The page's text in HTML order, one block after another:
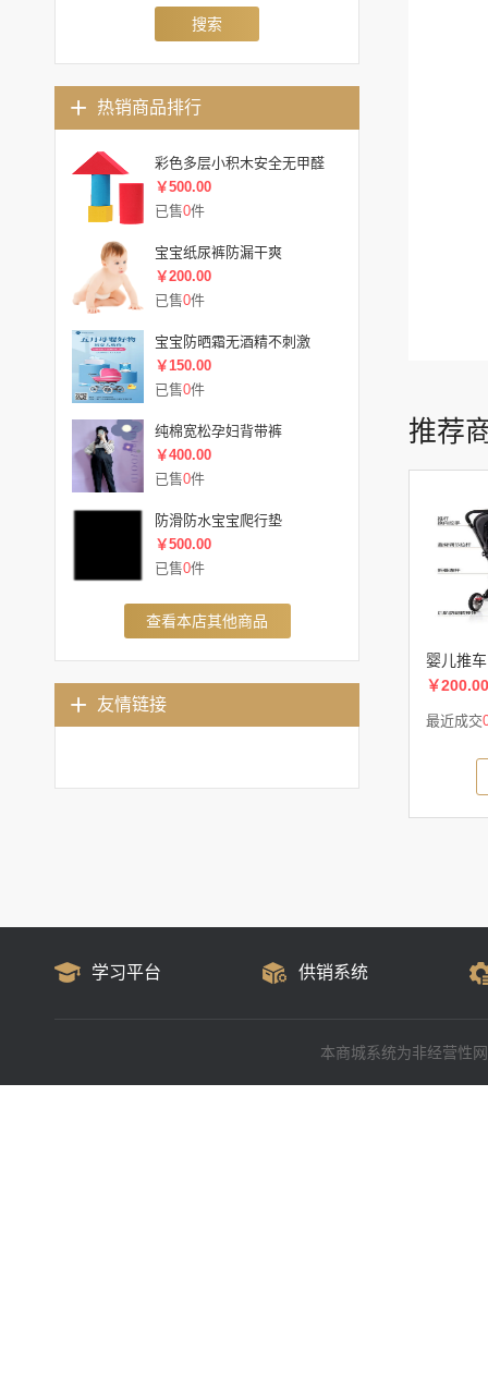
搜索
热销商品排行
彩色多层小积木安全无甲醛
￥500.00
已售0件
宝宝纸尿裤防漏干爽
￥200.00
已售0件
宝宝防晒霜无酒精不刺激
￥150.00
已售0件
纯棉宽松孕妇背带裤
￥400.00
已售0件
防滑防水宝宝爬行垫
￥500.00
已售0件
查看本店其他商品
友情链接
推荐
婴儿推车
￥200.00
最近成交
学习平台 供销系统
本商城系统为非经营性